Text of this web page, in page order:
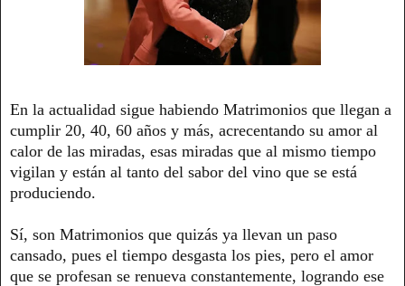
En la actualidad sigue habiendo Matrimonios que llegan a
cumplir 20, 40, 60 años y más, acrecentando su amor al
calor de las miradas, esas miradas que al mismo tiempo
vigilan y están al tanto del sabor del vino que se está
produciendo.
Sí, son Matrimonios que quizás ya llevan un paso
cansado, pues el tiempo desgasta los pies, pero el amor
que se profesan se renueva constantemente, logrando ese